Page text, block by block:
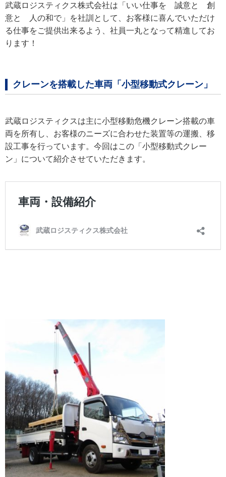
武蔵ロジスティクス株式会社は「いい仕事を 誠意と 創
意と 人の和で」を社訓として、お客様に喜んでいただけ
る仕事をご提供出来るよう、社員一丸となって精進してお
ります！
クレーンを搭載した車両「小型移動式クレーン」
武蔵ロジスティクスは主に小型移動危機クレーン搭載の車
両を所有し、お客様のニーズに合わせた装置等の運搬、移
設工事を行っています。今回はこの「小型移動式クレー
ン」について紹介させていただきます。